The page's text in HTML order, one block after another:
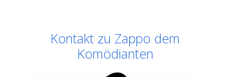
Kontakt zu Zappo dem
Komödianten